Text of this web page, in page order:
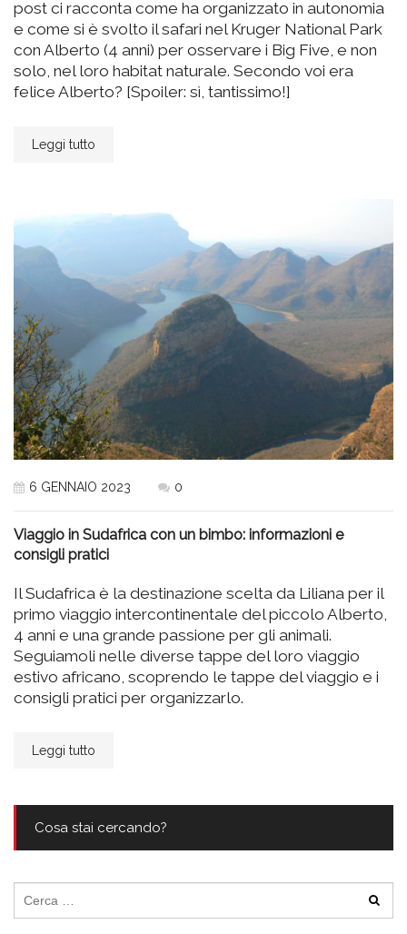
post ci racconta come ha organizzato in autonomia
e come si è svolto il safari nel Kruger National Park
con Alberto (4 anni) per osservare i Big Five, e non
solo, nel loro habitat naturale. Secondo voi era
felice Alberto? [Spoiler: sì, tantissimo!]
Leggi tutto
6 GENNAIO 2023 0
Viaggio in Sudafrica con un bimbo: informazioni e
consigli pratici
Il Sudafrica è la destinazione scelta da Liliana per il
primo viaggio intercontinentale del piccolo Alberto,
4 anni e una grande passione per gli animali.
Seguiamoli nelle diverse tappe del loro viaggio
estivo africano, scoprendo le tappe del viaggio e i
consigli pratici per organizzarlo.
Leggi tutto
Cosa stai cercando?
per: